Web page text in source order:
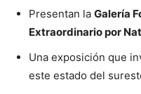
Presentan la Galería
Extraordinario por
Una exposición que
este estado del